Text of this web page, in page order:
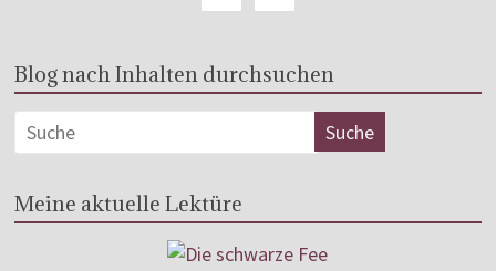
Blog nach Inhalten durchsuchen
Meine aktuelle Lektüre